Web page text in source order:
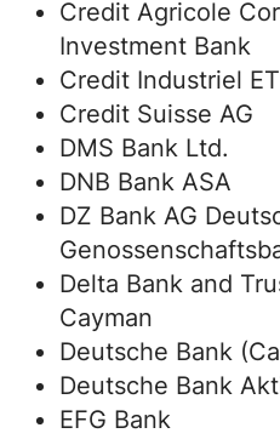
Credit Agricole
Investment Bank
Credit Industriel
Credit Suisse AG
DMS Bank Ltd.
DNB Bank ASA
DZ Bank AG
Delta Bank and
Cayman
Deutsche Bank
Deutsche Bank
EFG Bank